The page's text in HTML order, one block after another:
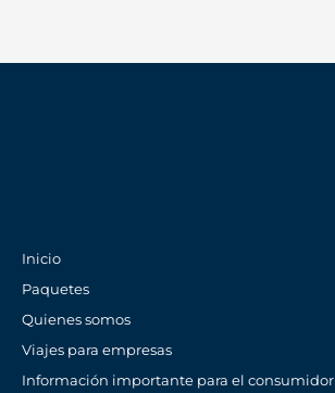
Inicio
Paquetes
Quienes somos
Viajes para empresas
Información importante para el consumidor